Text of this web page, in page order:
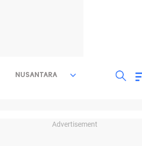
NUSANTARA
Advertisement